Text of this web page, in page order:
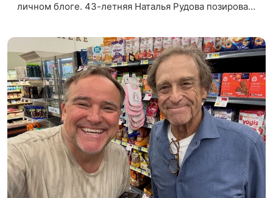
личном блоге. 43-летняя Наталья Рудова позировала